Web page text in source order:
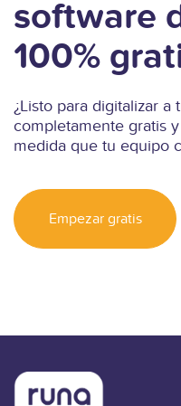
software
100%
¿Listo para digitalizar a
completamente gratis
medida que tu equipo
Empezar gratis